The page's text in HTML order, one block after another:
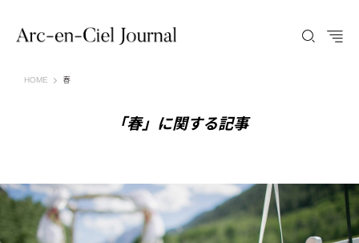
HOME Arc-en-Ciel Journal（アルカンシエル ジャーナル）
春
「春」に関する記事